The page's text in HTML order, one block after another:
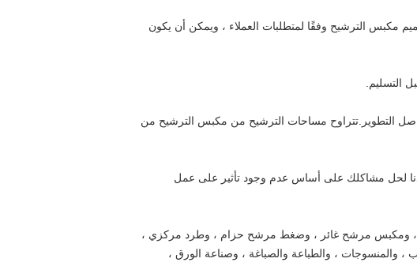
مكبس الترشيح وفقًا لمتطلبات العملاء ، ويمكن أن يكون
من 250،000 متر مربع من مساحة الأرض ونواصل التطوير.تتراوح مساحات الترشيح من مكبس الترشيح من
المناسب خلال 24 ساعة ، وسوف نبذل قصارى جهدنا لحل مشاكلك على أساس عدم وجود تأثير على عمل
، ومكبس مرشح غائر ، وضغط مرشح حزام ، وطرد مركزي ،
والمنسوجات ، والطباعة والصباغة ، وصناعة الورق ،